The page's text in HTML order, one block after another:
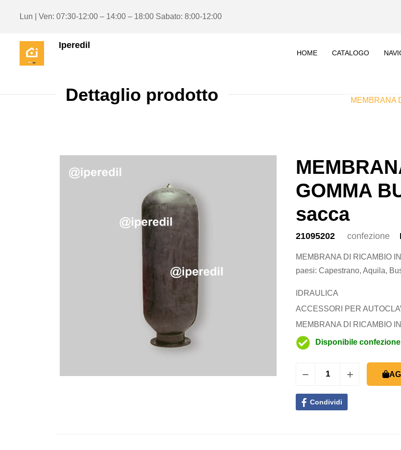
Lun | Ven: 07:30-12:00 – 14:00 – 18:00 Sabato: 8:00-12:00
Iperedil
HOME CATALOGO
Dettaglio prodotto
MEMBRANA
GOMMA
sacca
21095202 confezione
MEMBRANA DI RICAMBIO
paesi: Capestrano, Aquila,
IDRAULICA
ACCESSORI PER
MEMBRANA DI RICAMBIO
Disponibile
Condividi